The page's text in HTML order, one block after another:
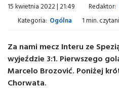
15 kwietnia 2022 | 21:49 Redaktor:
Kategoria: Ogólna 1 min.
Za nami mecz Interu ze
wyjeździe 3:1. Pierwszego
Marcelo Brozović. Poniżej
Chorwata.